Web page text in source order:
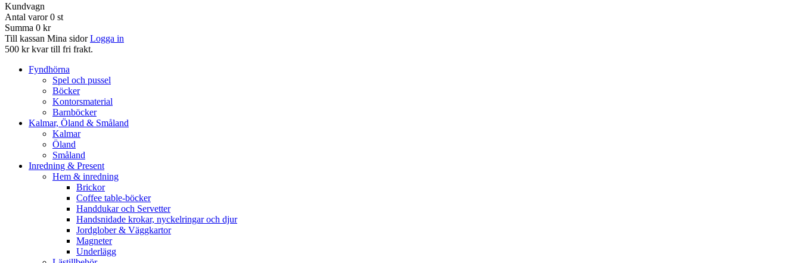
Kundvagn
Antal varor 0 st
Summa 0 kr
Till kassan Mina sidor Logga in
500 kr kvar till fri frakt.
Fyndhörna
Spel och pussel
Böcker
Kontorsmaterial
Barnböcker
Kalmar, Öland & Småland
Kalmar
Öland
Småland
Inredning & Present
Hem & inredning
Brickor
Coffee table-böcker
Handdukar och Servetter
Handsnidade krokar, nyckelringar och djur
Jordglober & Väggkartor
Magneter
Underlägg